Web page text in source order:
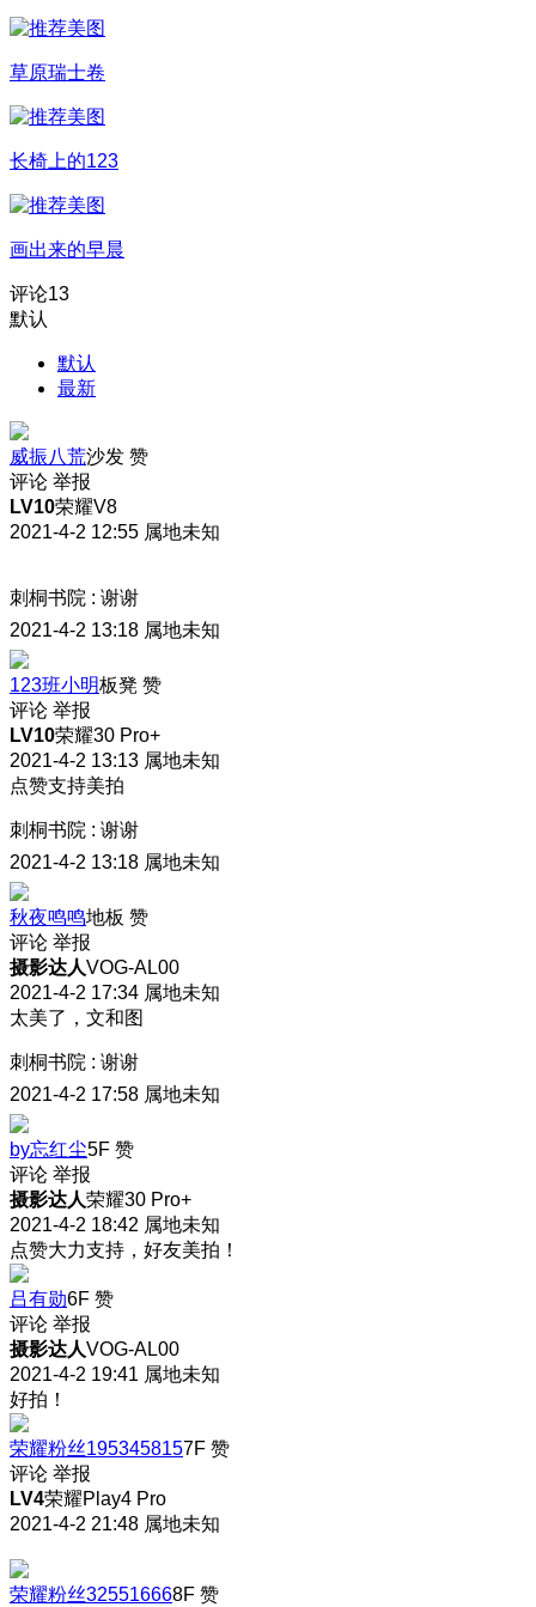
草原瑞士卷
长椅上的123
画出来的早晨
评论13
默认
默认
最新
威振八荒沙发 赞
评论 举报
LV10荣耀V8
2021-4-2 12:55 属地未知
刺桐书院 : 谢谢
2021-4-2 13:18 属地未知
123班小明板凳 赞
评论 举报
LV10荣耀30 Pro+
2021-4-2 13:13 属地未知
点赞支持美拍
刺桐书院 : 谢谢
2021-4-2 13:18 属地未知
秋夜鸣鸣地板 赞
评论 举报
摄影达人VOG-AL00
2021-4-2 17:34 属地未知
太美了，文和图
刺桐书院 : 谢谢
2021-4-2 17:58 属地未知
by忘红尘5F 赞
评论 举报
摄影达人荣耀30 Pro+
2021-4-2 18:42 属地未知
点赞大力支持，好友美拍！
吕有勋6F 赞
评论 举报
摄影达人VOG-AL00
2021-4-2 19:41 属地未知
好拍！
荣耀粉丝1953458157F 赞
评论 举报
LV4荣耀Play4 Pro
2021-4-2 21:48 属地未知
荣耀粉丝325516668F 赞